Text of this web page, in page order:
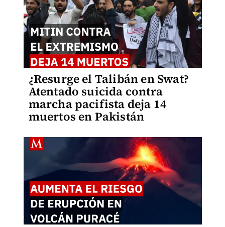
¿Resurge el Talibán en Swat?
Atentado suicida contra
marcha pacifista deja 14
muertos en Pakistán